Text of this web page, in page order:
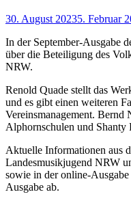
30. August 20235. Februar
In der September-Ausgabe
über die Beteiligung des
NRW.
Renold Quade stellt das
und es gibt einen weiteren
Vereinsmanagement.
Alphornschulen und Shanty
Aktuelle Informationen aus
Landesmusikjugend NRW
sowie in der online-
Ausgabe ab.